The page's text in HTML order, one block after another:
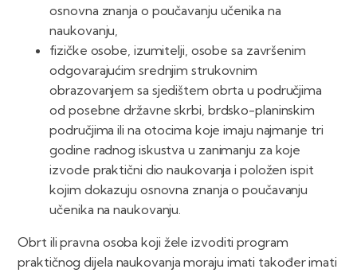
osnovna znanja o poučavanju učenika na
naukovanju,
fizičke osobe, izumitelji, osobe sa završenim
odgovarajućim srednjim strukovnim
obrazovanjem sa sjedištem obrta u područjima
od posebne državne skrbi, brdsko-planinskim
područjima ili na otocima koje imaju najmanje tri
godine radnog iskustva u zanimanju za koje
izvode praktični dio naukovanja i položen ispit
kojim dokazuju osnovna znanja o poučavanju
učenika na naukovanju.
Obrt ili pravna osoba koji žele izvoditi program
praktičnog dijela naukovanja moraju imati također imati